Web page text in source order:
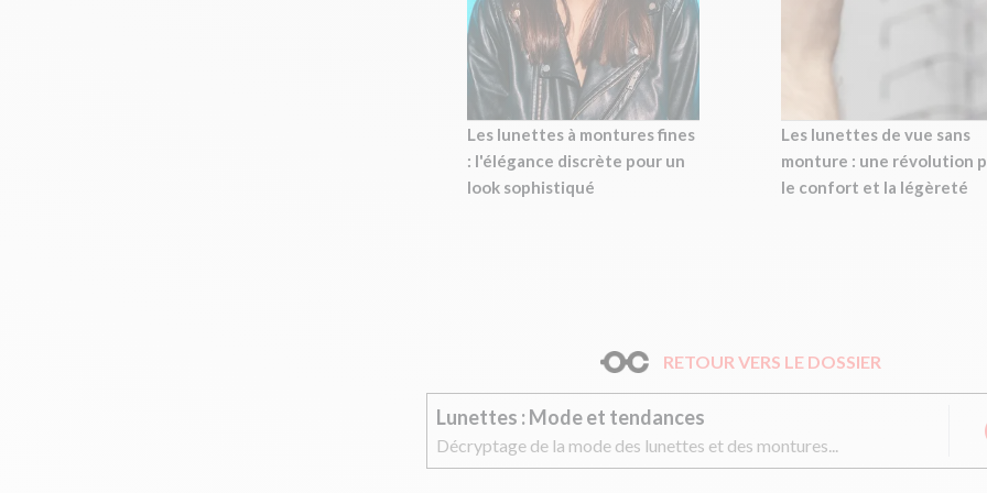
Les lunettes à montures fines
: l'élégance discrète pour un
look sophistiqué
Les lunettes de vue sans
monture : une révolution
le confort et la légèreté
RETOUR VERS LE DOSSIER
Lunettes : Mode et tendances
Décryptage de la mode des lunettes et des montures...